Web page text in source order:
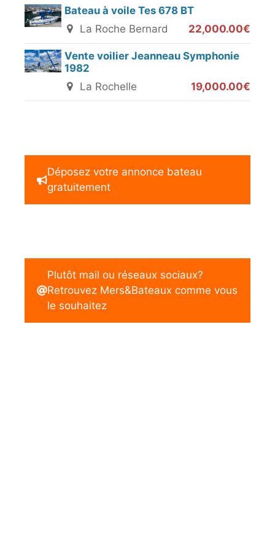
Bateau à voile Tes 678 BT
La Roche Bernard
22,000.00€
Vente voilier Jeanneau Symphonie
1982
La Rochelle
19,000.00€
Déposez votre annonce bateau
gratuitement
Plutôt mail ou réseaux sociaux?
Retrouvez Mers&Bateaux comme vous
le souhaitez